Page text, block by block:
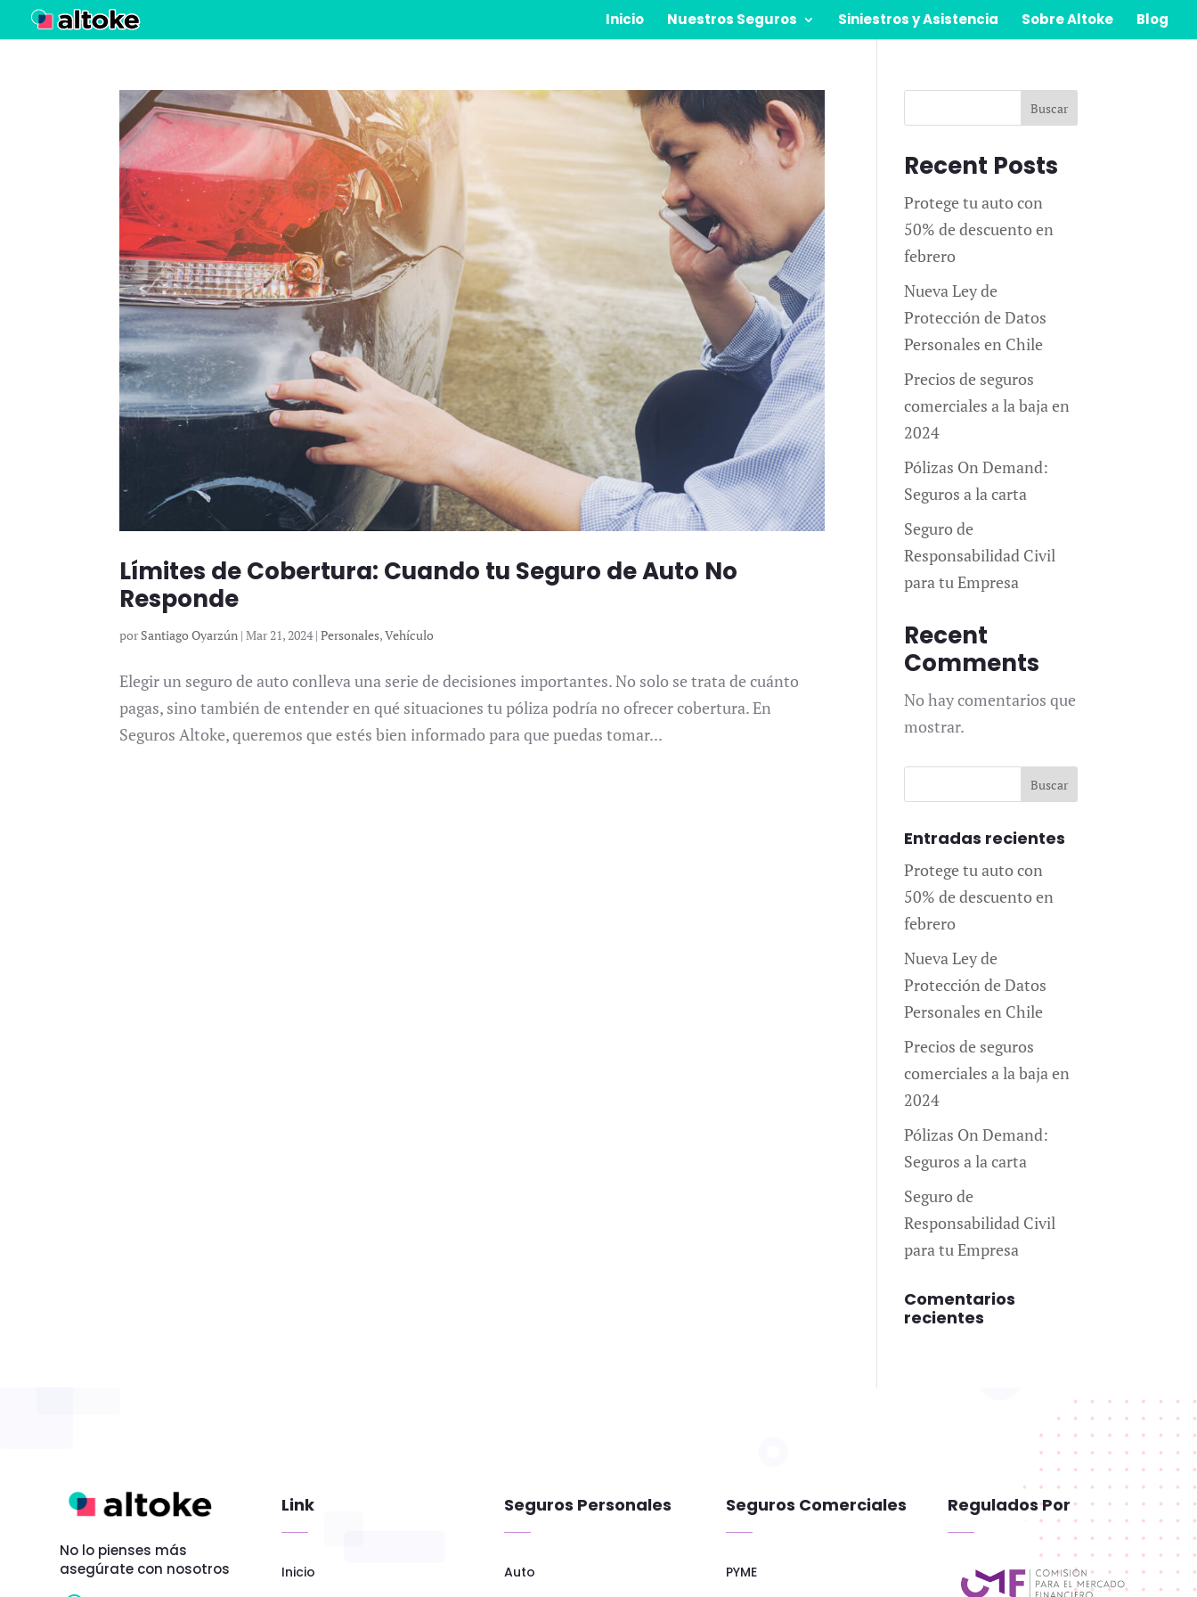
Inicio Nuestros Seguros Siniestros y Asistencia Sobre Altoke Blog
Límites de Cobertura: Cuando tu Seguro de Auto No
Responde
porSantiago Oyarzún |Mar 21, 2024|Personales,Vehículo
Elegir un seguro de auto conlleva una serie de decisiones importantes. No solo se trata de cuánto
pagas, sino también de entender en qué situaciones tu póliza podría no ofrecer cobertura. En
Seguros Altoke, queremos que estés bien informado para que puedas tomar...
Buscar
Recent Posts
Protege tu auto con
50% de descuento en
febrero
Nueva Ley de
Protección de Datos
Personales en Chile
Precios de seguros
comerciales a la baja en
2024
Pólizas On Demand:
Seguros a la carta
Seguro de
Responsabilidad Civil
para tu Empresa
Recent
Comments
No hay comentarios que
mostrar.
Entradas recientes
Protege tu auto con
50% de descuento en
febrero
Nueva Ley de
Protección de Datos
Personales en Chile
Precios de seguros
comerciales a la baja en
2024
Pólizas On Demand:
Seguros a la carta
Seguro de
Responsabilidad Civil
para tu Empresa
Comentarios
recientes
No lo pienses más
asegúrate con nosotros
Link
Inicio
Seguros Personales
Auto
Seguros Comerciales
PYME
Regulados Por